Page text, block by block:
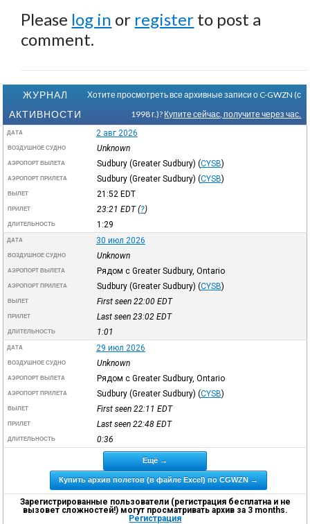
Please log in or register to post a
comment.
ЖУРНАЛ
АКТИВНОСТИ
Хотите просмотреть все архивные записи о C-GWZN (с
1998 г.)? Купите сейчас, получите через час.
ДАТА 2 авг 2026
ВОЗДУШНОЕ СУДНО Unknown
АЭРОПОРТ ВЫЛЕТА Sudbury (Greater Sudbury) (CYSB)
АЭРОПОРТ ПРИЛЕТА Sudbury (Greater Sudbury) (CYSB)
ВЫЛЕТ 21:52 EDT
ПРИЛЕТ 23:21 EDT(?)
ДЛИТЕЛЬНОСТЬ 1:29
ДАТА 30 июл 2026
ВОЗДУШНОЕ СУДНО Unknown
АЭРОПОРТ ВЫЛЕТА Рядом с Greater Sudbury, Ontario
АЭРОПОРТ ПРИЛЕТА Sudbury (Greater Sudbury) (CYSB)
ВЫЛЕТ First seen 22:00 EDT
ПРИЛЕТ Last seen 23:02 EDT
ДЛИТЕЛЬНОСТЬ 1:01
ДАТА 29 июл 2026
ВОЗДУШНОЕ СУДНО Unknown
АЭРОПОРТ ВЫЛЕТА Рядом с Greater Sudbury, Ontario
АЭРОПОРТ ПРИЛЕТА Sudbury (Greater Sudbury) (CYSB)
ВЫЛЕТ First seen 22:11 EDT
ПРИЛЕТ Last seen 22:48 EDT
ДЛИТЕЛЬНОСТЬ 0:36
Ещё →
Купить архив полетов (в файле Excel) по CGWZN →
Зарегистрированные пользователи (регистрация бесплатна и не
вызовет сложностей!) могут просматривать архив за 3 months.
Регистрация